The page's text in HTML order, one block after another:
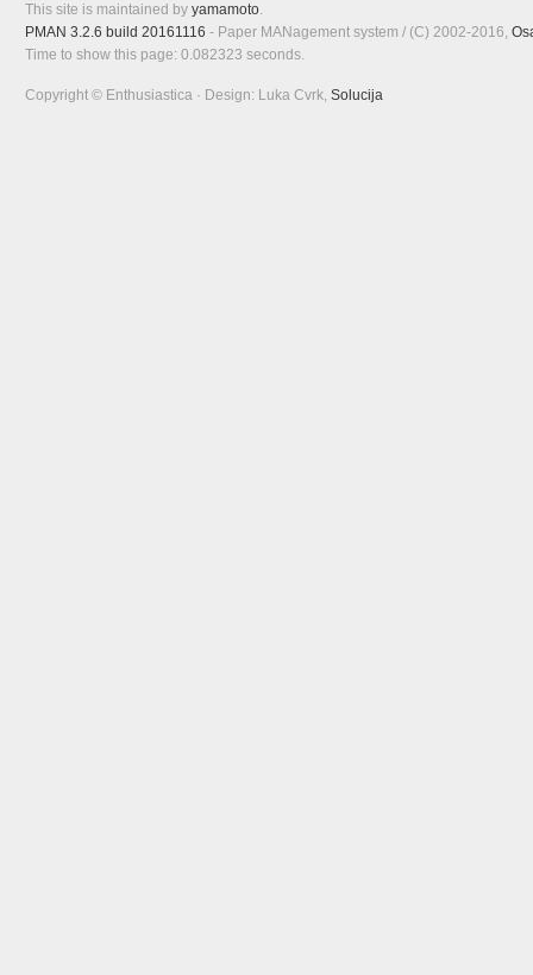
This site is maintained by yamamoto.
PMAN 3.2.6 build 20161116 - Paper MANagement system / (C) 2002-2016,
Time to show this page: 0.082323 seconds.
Copyright © Enthusiastica · Design: Luka Cvrk, Solucija